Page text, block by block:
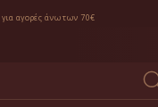
για αγορές άνω των 70€